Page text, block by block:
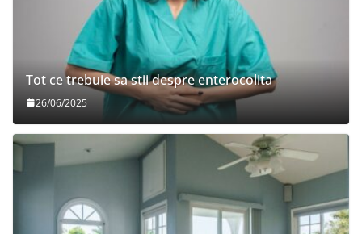
Tot ce trebuie sa stii despre enterocolita
26/06/2025